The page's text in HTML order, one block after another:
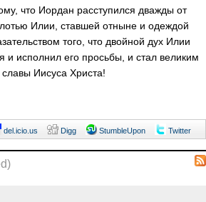
что Иордан расступился дважды от
Илии, ставшей отныне и одеждой
того, что двойной дух Илии
и исполнил его просьбы, и стал великим
Иисуса Христа!
del.icio.us Digg StumbleUpon Twitter